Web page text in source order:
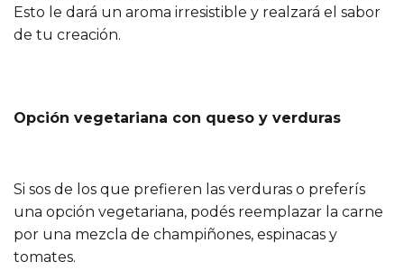
Esto le dará un aroma irresistible y realzará el sabor
de tu creación.
Opción vegetariana con queso y verduras
Si sos de los que prefieren las verduras o preferís
una opción vegetariana, podés reemplazar la carne
por una mezcla de champiñones, espinacas y
tomates.